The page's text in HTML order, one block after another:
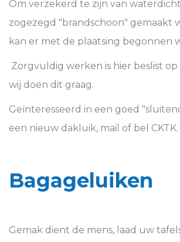
Om verzekerd te zijn van
zogezegd "brandschoon" gemaakt
kan er met de plaatsing begonnen
Zorgvuldig werken is hier beslist op
wij doen dit graag.
Geïnteresseerd in een goed
een nieuw dakluik, mail of bel CKTK.
Bagageluiken
Gemak dient de mens, laad uw